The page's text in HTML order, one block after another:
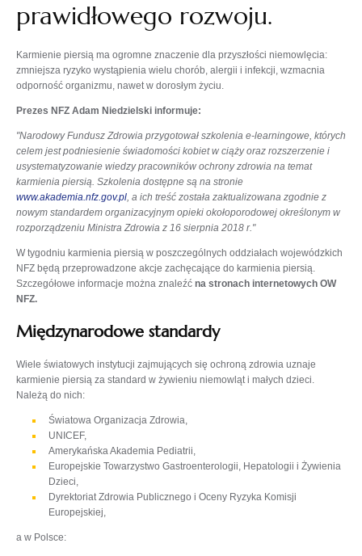
prawidłowego rozwoju.
Karmienie piersią ma ogromne znaczenie dla przyszłości niemowlęcia:
zmniejsza ryzyko wystąpienia wielu chorób, alergii i infekcji, wzmacnia
odporność organizmu, nawet w dorosłym życiu.
Prezes NFZ Adam Niedzielski informuje:
"Narodowy Fundusz Zdrowia przygotował szkolenia e-learningowe, których
celem jest podniesienie świadomości kobiet w ciąży oraz rozszerzenie i
usystematyzowanie wiedzy pracowników ochrony zdrowia na temat
karmienia piersią. Szkolenia dostępne są na stronie
www.akademia.nfz.gov.pl, a ich treść została zaktualizowana zgodnie z
nowym standardem organizacyjnym opieki okołoporodowej określonym w
rozporządzeniu Ministra Zdrowia z 16 sierpnia 2018 r."
W tygodniu karmienia piersią w poszczególnych oddziałach wojewódzkich
NFZ będą przeprowadzone akcje zachęcające do karmienia piersią.
Szczegółowe informacje można znaleźć na stronach internetowych OW
NFZ.
Międzynarodowe standardy
Wiele światowych instytucji zajmujących się ochroną zdrowia uznaje
karmienie piersią za standard w żywieniu niemowląt i małych dzieci.
Należą do nich:
Światowa Organizacja Zdrowia,
UNICEF,
Amerykańska Akademia Pediatrii,
Europejskie Towarzystwo Gastroenterologii, Hepatologii i Żywienia
Dzieci,
Dyrektoriat Zdrowia Publicznego i Oceny Ryzyka Komisji
Europejskiej,
a w Polsce: